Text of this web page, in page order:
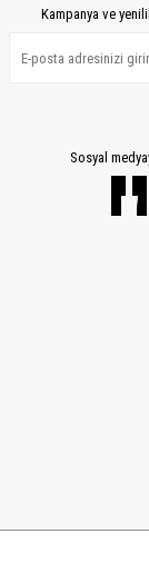
Kampanya ve
Sosyal